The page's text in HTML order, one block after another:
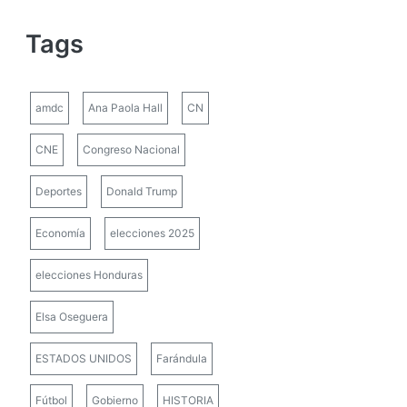
Tags
amdc Ana Paola Hall CN
CNE Congreso Nacional
Deportes Donald Trump
Economía elecciones 2025
elecciones Honduras
Elsa Oseguera
ESTADOS UNIDOS Farándula
Fútbol Gobierno HISTORIA